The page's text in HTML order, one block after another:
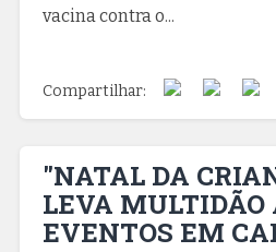
vacina contra o...
Compartilhar:
"NATAL DA
LEVA MULTIDÃO
EVENTOS EM